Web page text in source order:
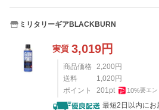
ミリタリーギアBLACKBURN
実質 3,019円
商品価格 2,200 円
送料
1,020 円
ポイント
201pt 10%要エン
最短2日以内にお